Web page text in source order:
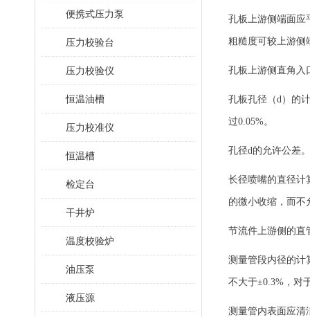
便携式压力泵
压力校验台
压力校验仪
恒温油槽
压力校准仪
恒温槽
检定台
干井炉
温度校验炉
油压泵
液压源
孔板上游侧端面应
粗糙度可较上游侧
孔板上游侧直角入
孔板孔径（d）的
过0.05%。
孔径d的允许公差。
长径喷嘴的直径计
的微小收缩，而不
节流件上游侧的直
测量管段内径的计
不大于±0.3%，对
测量管内表面应清